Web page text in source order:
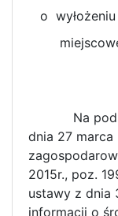
o
Na
dnia 27
2015r., poz.
ustawy z dnia
informacji o